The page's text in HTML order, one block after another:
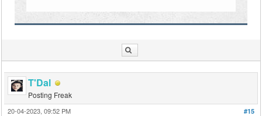
T'Dal
Posting Freak
#15
20-04-2023, 09:52 PM